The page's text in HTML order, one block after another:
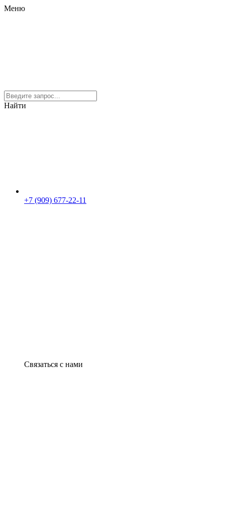
Меню
Найти
+7 (909) 677-22-11
Связаться с нами